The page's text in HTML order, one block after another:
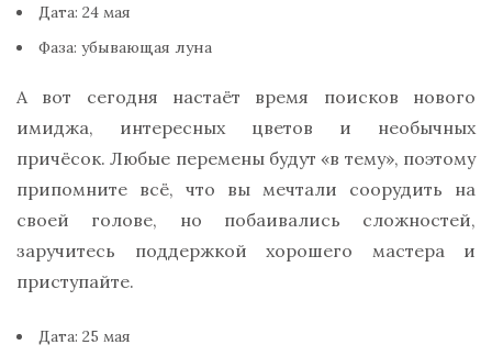
Дата: 24 мая
Фаза: убывающая луна
А вот сегодня настаёт время поисков нового
имиджа, интересных цветов и необычных
причёсок. Любые перемены будут «в тему», поэтому
припомните всё, что вы мечтали соорудить на
своей голове, но побаивались сложностей,
заручитесь поддержкой хорошего мастера и
приступайте.
Дата: 25 мая